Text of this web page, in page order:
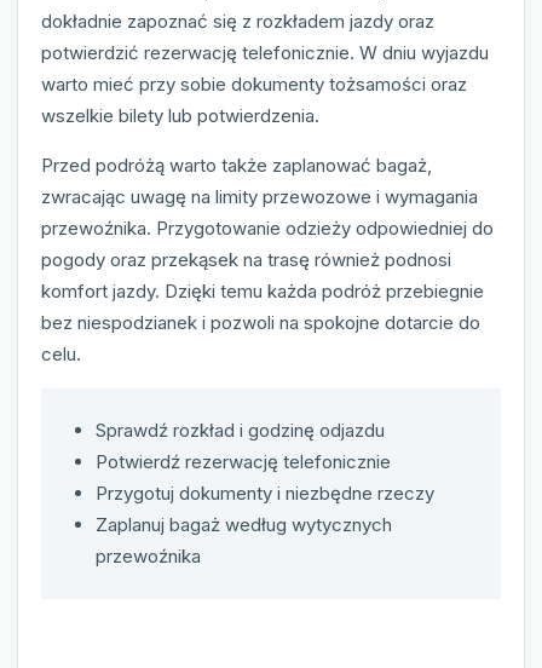
dokładnie zapoznać się z rozkładem jazdy oraz
potwierdzić rezerwację telefonicznie. W dniu wyjazdu
warto mieć przy sobie dokumenty tożsamości oraz
wszelkie bilety lub potwierdzenia.
Przed podróżą warto także zaplanować bagaż,
zwracając uwagę na limity przewozowe i wymagania
przewoźnika. Przygotowanie odzieży odpowiedniej do
pogody oraz przekąsek na trasę również podnosi
komfort jazdy. Dzięki temu każda podróż przebiegnie
bez niespodzianek i pozwoli na spokojne dotarcie do
celu.
Sprawdź rozkład i godzinę odjazdu
Potwierdź rezerwację telefonicznie
Przygotuj dokumenty i niezbędne rzeczy
Zaplanuj bagaż według wytycznych
przewoźnika